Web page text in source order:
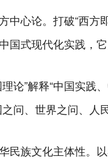
中心论。打破“西方
国式现代化实践，
论”解释“中国实践
问、世界之问、人
民族文化主体性。